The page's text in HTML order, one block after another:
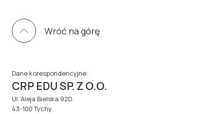
Wróć na górę
Dane korespondencyjne:
CRP EDU SP. Z O.O.
Ul. Aleja Bielska 92D
43-100 Tychy